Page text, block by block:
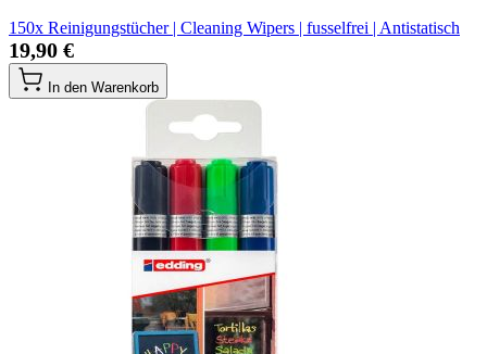
150x Reinigungstücher | Cleaning Wipers | fusselfrei | Antistatisch
19,90 €
In den Warenkorb